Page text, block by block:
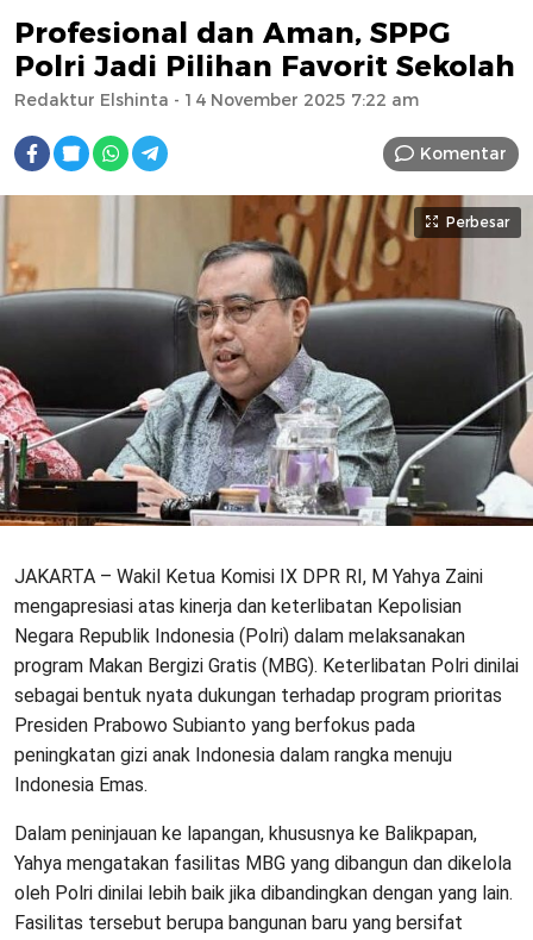
Profesional dan Aman, SPPG
Polri Jadi Pilihan Favorit Sekolah
Redaktur Elshinta - 14 November 2025 7:22 am
Komentar
Perbesar
JAKARTA – Wakil Ketua Komisi IX DPR RI, M Yahya Zaini
mengapresiasi atas kinerja dan keterlibatan Kepolisian
Negara Republik Indonesia (Polri) dalam melaksanakan
program Makan Bergizi Gratis (MBG). Keterlibatan Polri dinilai
sebagai bentuk nyata dukungan terhadap program prioritas
Presiden Prabowo Subianto yang berfokus pada
peningkatan gizi anak Indonesia dalam rangka menuju
Indonesia Emas.
Dalam peninjauan ke lapangan, khususnya ke Balikpapan,
Yahya mengatakan fasilitas MBG yang dibangun dan dikelola
oleh Polri dinilai lebih baik jika dibandingkan dengan yang lain.
Fasilitas tersebut berupa bangunan baru yang bersifat